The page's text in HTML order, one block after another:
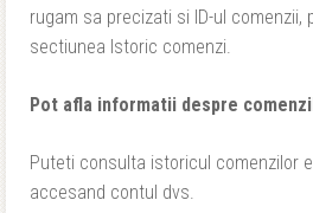
rugam sa precizati si ID-ul comenzii,
sectiunea Istoric comenzi.
Pot afla informatii despre
Puteti consulta istoricul comenzilor
accesand contul dvs.